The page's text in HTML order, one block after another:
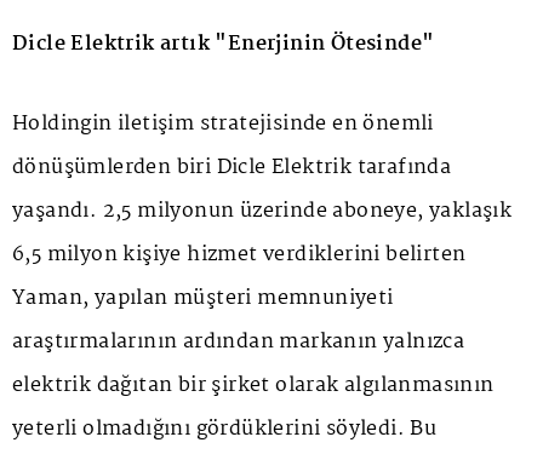
Dicle Elektrik artık "Enerjinin Ötesinde"
Holdingin iletişim stratejisinde en önemli
dönüşümlerden biri Dicle Elektrik tarafında
yaşandı. 2,5 milyonun üzerinde aboneye, yaklaşık
6,5 milyon kişiye hizmet verdiklerini belirten
Yaman, yapılan müşteri memnuniyeti
araştırmalarının ardından markanın yalnızca
elektrik dağıtan bir şirket olarak algılanmasının
yeterli olmadığını gördüklerini söyledi. Bu